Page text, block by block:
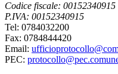
Codice fiscale: 00152340915
P.IVA: 00152340915
Tel: 0784032200
Fax: 0784844420
Email:
PEC: